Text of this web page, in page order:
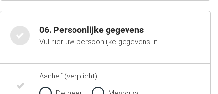
06. Persoonlijke gegevens
Vul hier uw persoonlijke gegevens in..
Aanhef (verplicht)